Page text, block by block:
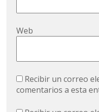
Web
Recibir un correo
comentarios a esta